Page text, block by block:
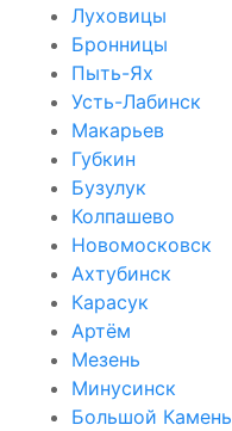
Луховицы
Бронницы
Пыть-Ях
Усть-Лабинск
Макарьев
Губкин
Бузулук
Колпашево
Новомосковск
Ахтубинск
Карасук
Артём
Мезень
Минусинск
Большой Камень